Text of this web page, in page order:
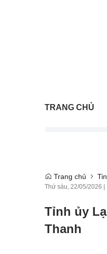
TRANG CHỦ
Trang chủ
Thứ sáu, 22/05/2026 |
Tỉnh ủy
Thanh